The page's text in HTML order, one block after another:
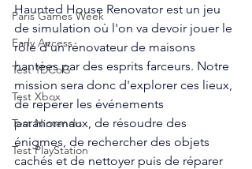
Paris Games Week
Early Access
Test 1DCoG
Test Xbox
Test Nintendo
Test PlayStation
Haunted House Renovator est un jeu
de simulation où l'on va devoir jouer le
rôle d’un rénovateur de maisons
hantées par des esprits farceurs. Notre
mission sera donc d'explorer ces lieux,
de repérer les événements
paranormaux, de résoudre des
énigmes, de rechercher des objets
cachés et de nettoyer puis de réparer